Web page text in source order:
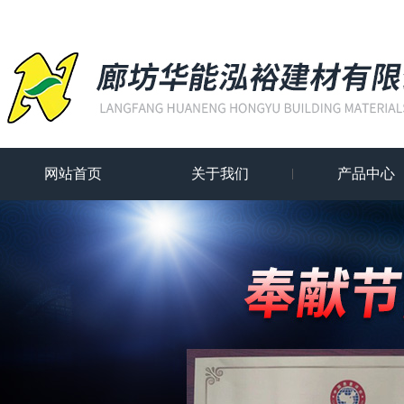
网站首页 关于我们 产品中心